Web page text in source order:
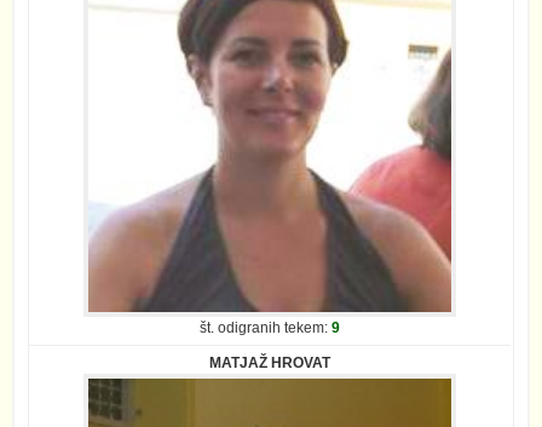
št. odigranih tekem: 9
MATJAŽ HROVAT